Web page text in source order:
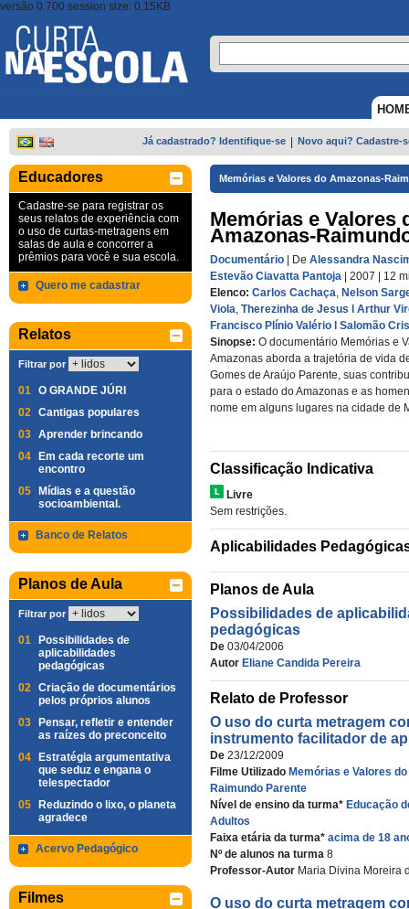
versão 0.700 session size: 0,15KB
Já cadastrado? Identifique-se Novo aqui? Cadastre-
Educadores
Cadastre-se para registrar os
seus relatos de experiência com
o uso de curtas-metragens em
salas de aula e concorrer a
prêmios para você e sua escola.
Quero me cadastrar
Relatos
Filtrar por
01 O GRANDE JÚRI
02 Cantigas populares
03 Aprender brincando
04
Em cada recorte um
encontro
05
Mídias e a questão
socioambiental.
Banco de Relatos
Planos de Aula
Filtrar por
01
Possibilidades de
aplicabilidades
pedagógicas
02 Criação de documentários
pelos próprios alunos
03
Pensar, refletir e entender
as raízes do preconceito
04
Estratégia argumentativa
que seduz e engana o
telespectador
05
Reduzindo o lixo, o planeta
agradece
Acervo Pedagógico
Filmes
Memórias e Valores do Amazonas-
Memórias e Valores
Amazonas-
Documentário | De Alessandra
Estevão Ciavatta Pantoja
| 2007
| 12
Elenco: Carlos Cachaça, Nelson
Viola, Therezinha de Jesus l Arthur
Francisco Plínio Valério l Salomão
Sinopse: O documentário Memórias e
Amazonas aborda a trajetória de vida
Gomes de Araújo Parente, suas
para o estado do Amazonas e as
nome em alguns lugares na cidade de
Classificação Indicativa
Livre
Sem restrições.
Aplicabilidades
Planos de Aula
Possibilidades de
pedagógicas
De 03/04/2006
Autor Eliane Candida Pereira
Relato de Professor
O uso do curta metragem
instrumento facilitador de
De 23/12/2009
Filme Utilizado Memórias e Valores
Raimundo Parente
Nível de ensino da turma* Educação
Adultos
Faixa etária da turma* acima de 18
Nº de alunos na turma 8
Professor-Autor Maria Divina Moreira
O uso do curta metragem